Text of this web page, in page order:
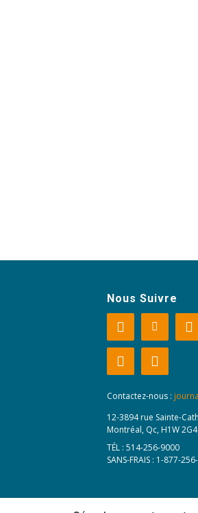
Nous Suivre
Contactez-nous :
12-3894 rue Sainte-
Montréal, Qc, H1W 2G4
TÉL : 514-256-9000
SANS-FRAIS : 1-877-